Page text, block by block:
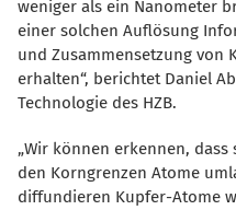
weniger als ein Nanometer
einer solchen Auflösung
und Zusammensetzung von
erhalten“, berichtet Daniel
Technologie des HZB.
Wir können erkennen, dass
den Korngrenzen Atome
diffundieren Kupfer-Atome